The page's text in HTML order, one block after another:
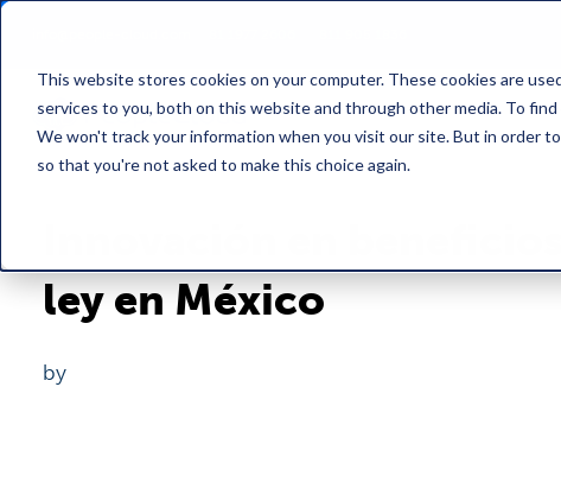
This website stores cookies on your computer. These cookies are
services to you, both on this website and through other media. To
We won't track your information when you visit our site. But in order
so that you're not asked to make this choice again.
Innovación en
ley en México
by